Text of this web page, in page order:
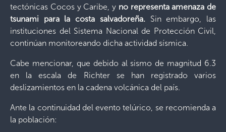
tectónicas Cocos y Caribe, y no representa amenaza de
tsunami para la costa salvadoreña.Sin embargo, las
instituciones del Sistema Nacional de Protección Civil,
continúan monitoreando dicha actividad sísmica.
Cabe mencionar, que debido al sismo de magnitud 6.3
en la escala de Richter se han registrado varios
deslizamientos en la cadena volcánica del país.
Ante la continuidad del evento telúrico, se recomienda a
la población: